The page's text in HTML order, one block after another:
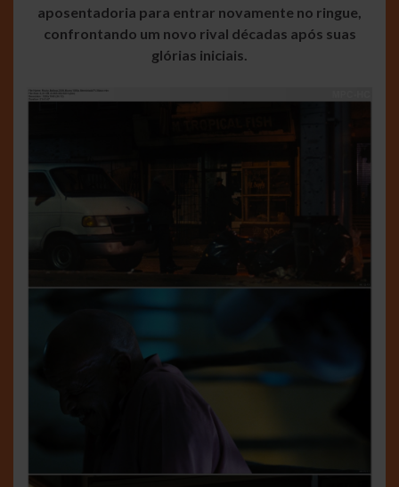
aposentadoria para entrar novamente no ringue,
confrontando um novo rival décadas após suas
glórias iniciais.